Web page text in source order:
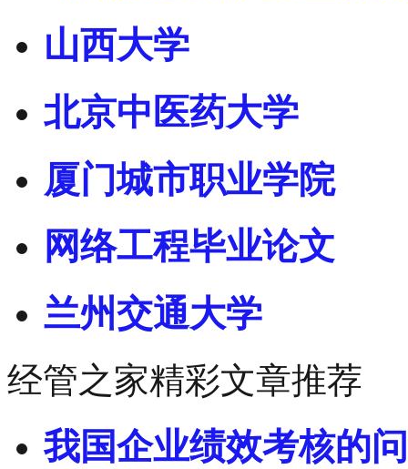
山西大学
北京中医药大学
厦门城市职业学院
网络工程毕业论文
兰州交通大学
经管之家精彩文章推荐
我国企业绩效考核的